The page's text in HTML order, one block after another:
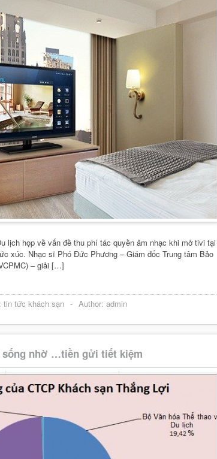
lịch họp về vấn đề thu phí tác quyền âm nhạc khi mở tivi tại
xúc. Nhạc sĩ Phó Đức Phương – Giám đốc Trung tâm Bảo
– giải […]
tin tức khách sạn - Author: admin
sống nhờ …tiền gửi tiết kiệm